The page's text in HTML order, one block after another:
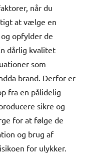
når du
at vælge en
opfylder de
dårlig kvalitet
som
brand. Derfor er
fra en pålidelig
sikre og
for at følge de
og brug af
for ulykker.